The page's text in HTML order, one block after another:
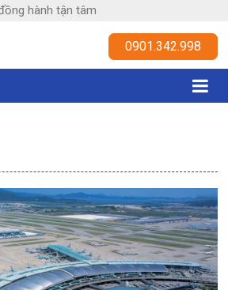
hành tận tâm
0901.342.998